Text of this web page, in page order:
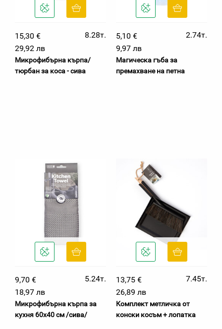
15,30 €
8.28т.
29,92 лв
Микрофибърна кърпа/
тюрбан за коса - сива
5,10 €
2.74т.
9,97 лв
Магическа гъба за
премахване на петна
9,70 €
5.24т.
18,97 лв
Микрофибърна кърпа за
кухня 60х40 см /сива/
13,75 €
7.45т.
26,89 лв
Комплект метличка от
конски косъм + лопатка